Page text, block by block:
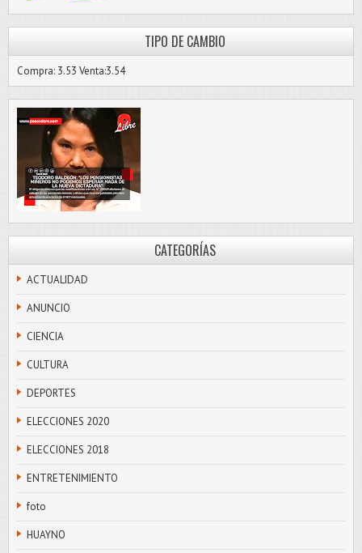
TIPO DE CAMBIO
Compra: 3.53 Venta:3.54
CATEGORÍAS
ACTUALIDAD
ANUNCIO
CIENCIA
CULTURA
DEPORTES
ELECCIONES 2020
ELECCIONES 2018
ENTRETENIMIENTO
foto
HUAYNO